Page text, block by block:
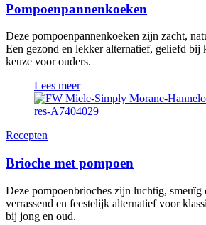
Pompoenpannenkoeken
Deze pompoenpannenkoeken zijn zacht,
Een gezond en lekker alternatief, geliefd bij
keuze voor ouders.
Lees meer
Recepten
Brioche met pompoen
Deze pompoenbrioches zijn luchtig, smeuïg
verrassend en feestelijk alternatief voor
bij jong en oud.